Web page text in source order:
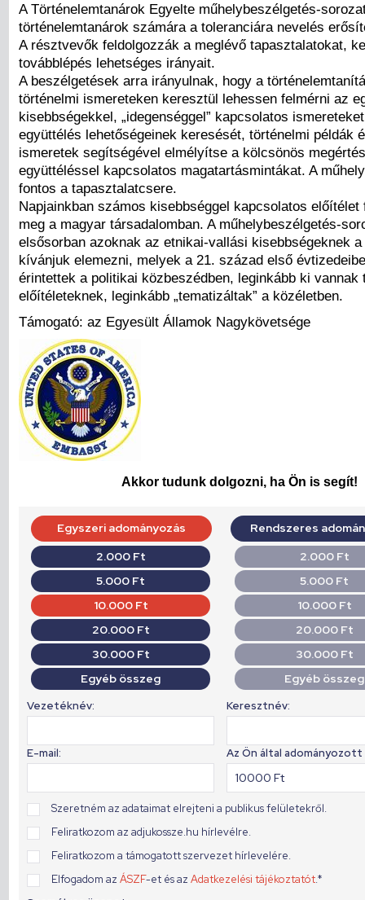
A Történelemtanárok Egyelte műhelybeszélgetés-
történelemtanárok számára a toleranciára nevelés
A résztvevők feldolgozzák a meglévő tapasztalatokat,
továbblépés lehetséges irányait.
A beszélgetések arra irányulnak, hogy a
történelmi ismereteken keresztül lehessen felmérni az
kisebbségekkel, „idegenséggel” kapcsolatos
együttélés lehetőségeinek keresését, történelmi példák
ismeretek segítségével elmélyítse a kölcsönös
együttéléssel kapcsolatos magatartásmintákat. A
fontos a tapasztalatcsere.
Napjainkban számos kisebbséggel kapcsolatos előítélet
meg a magyar társadalomban. A műhelybeszélgetés-
elsősorban azoknak az etnikai-vallási kisebbségeknek
kívánjuk elemezni, melyek a 21. század első
érintettek a politikai közbeszédben, leginkább ki vannak
előítéleteknek, leginkább „tematizáltak” a közéletben.
Támogató: az Egyesült Államok Nagykövetsége
Akkor tudunk dolgozni, ha Ön is segít!